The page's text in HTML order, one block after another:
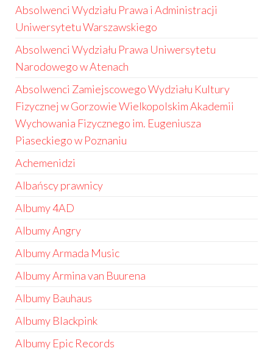
Absolwenci Wydziału Prawa i Administracji
Uniwersytetu Warszawskiego
Absolwenci Wydziału Prawa Uniwersytetu
Narodowego w Atenach
Absolwenci Zamiejscowego Wydziału Kultury
Fizycznej w Gorzowie Wielkopolskim Akademii
Wychowania Fizycznego im. Eugeniusza
Piaseckiego w Poznaniu
Achemenidzi
Albańscy prawnicy
Albumy 4AD
Albumy Angry
Albumy Armada Music
Albumy Armina van Buurena
Albumy Bauhaus
Albumy Blackpink
Albumy Epic Records